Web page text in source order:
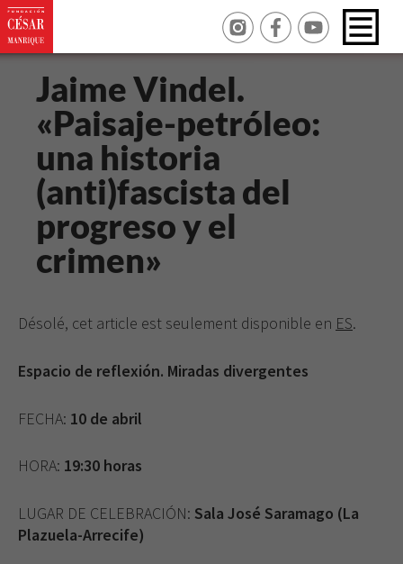
Jaime Vindel.
«Paisaje-petróleo:
una historia
(anti)fascista del
progreso y el
crimen»
Désolé, cet article est seulement disponible en ES.
Espacio de reflexión. Miradas divergentes
FECHA: 10 de abril
HORA: 19:30 horas
LUGAR DE CELEBRACIÓN: Sala José Saramago (La
Plazuela-Arrecife)